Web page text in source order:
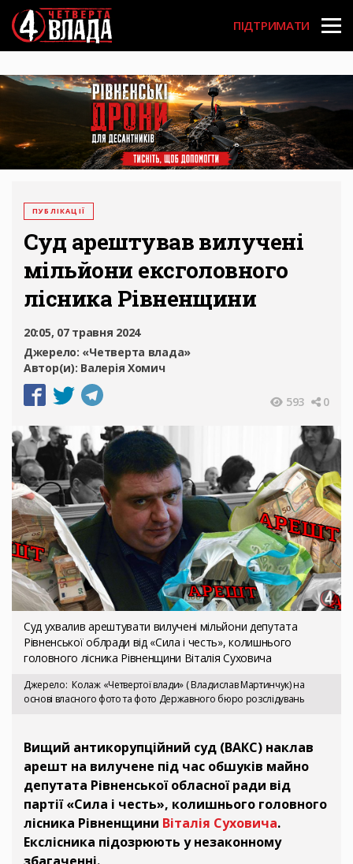
Перейти
до
основного
вмісту
User
account
menu
ПІДТРИМАТИ
ПУБЛІКАЦІЇ
Суд арештував вилучені
мільйони ексголовного
лісника Рівненщини
20:05, 07 травня 2024
Джерело: «Четверта влада»
Автор(и): Валерія Хомич
593 0
Суд ухвалив арештувати вилучені мільйони депутата
Рівненської облради від «Сила і честь», колишнього
головного лісника Рівненщини Віталія Суховича
Джерело Колаж «Четвертої влади» ( Владислав Мартинчук) на
основі власного фото та фото Державного бюро розслідувань
Вищий антикорупційний суд (ВАКС) наклав
арешт на вилучене під час обшуків майно
депутата Рівненської обласної ради від
партії «Сила і честь», колишнього головного
лісника Рівненщини Віталія Суховича.
Екслісника підозрюють у незаконному